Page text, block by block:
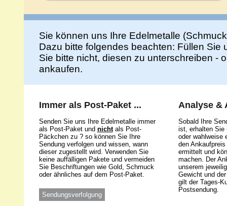
Sie können uns Ihre Edelmetalle
Dazu bitte folgendes beachten: Füllen Sie
Sie bitte nicht, diesen zu unterschreiben -
ankaufen.
Immer als Post-Paket ...
Senden Sie uns Ihre Edelmetalle immer
als Post-Paket und nichtals Post-
Päckchen zu ? so können Sie Ihre
Sendung verfolgen und wissen, wann
dieser zugestellt wird. Verwenden Sie
keine auffälligen Pakete und vermeiden
Sie Beschriftungen wie Gold, Schmuck
oder ähnliches auf dem Post-Paket.
Sendungsverfolgung
Analyse &
Sobald Ihre
ist, erhalten Sie
oder wahlweise
den
ermittelt und
machen. Der
unserem
Gewicht und
gilt der Tages-
Postsendung.